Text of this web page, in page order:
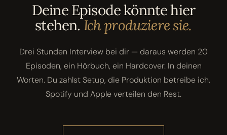
Deine Episode könnte hier
stehen.Ich produziere sie.
Drei Stunden Interview bei dir — daraus werden 20
Episoden, ein Hörbuch, ein Hardcover. In deinen
Worten. Du zahlst Setup, die Produktion betreibe ich,
Spotify und Apple verteilen den Rest.